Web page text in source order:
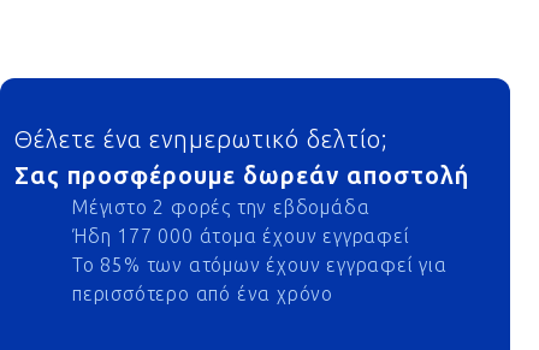
Footer
Θέλετε ένα ενημερωτικό δελτίο;
Σας προσφέρουμε δωρεάν αποστολή
Μέγιστο 2 φορές την εβδομάδα
Ήδη 177 000 άτομα έχουν εγγραφεί
Το 85% των ατόμων έχουν εγγραφεί για
περισσότερο από ένα χρόνο